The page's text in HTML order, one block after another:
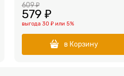
609 ₽
579 ₽
выгода 30 ₽или 5%
в Корзину